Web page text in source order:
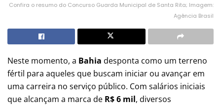
Confira o resumo do Concurso Guarda Municipal de Santa Rita; Imagem:
Agência Brasil
Neste momento, a Bahia desponta como um terreno
fértil para aqueles que buscam iniciar ou avançar em
uma carreira no serviço público. Com salários iniciais
que alcançam a marca de R$ 6 mil, diversos